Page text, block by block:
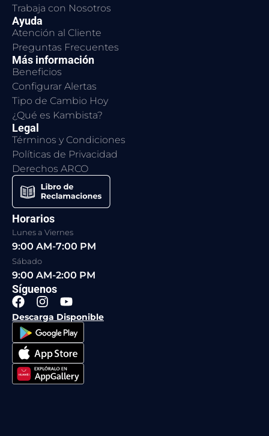
Trabaja con Nosotros
Ayuda
Atención al Cliente
Preguntas Frecuentes
Más información
Beneficios
Configurar Alertas
Tipo de Cambio Hoy
¿Qué es Kambista?
Legal
Términos y Condiciones
Políticas de Privacidad
Derechos ARCO
Horarios
Lunes a Viernes
9:00 AM-7:00 PM
Sábado
9:00 AM-2:00 PM
Síguenos
F
a
c
e
b
o
o
k
I
n
s
t
a
g
r
a
Y
o
u
t
u
b
e
Descarga Disponible